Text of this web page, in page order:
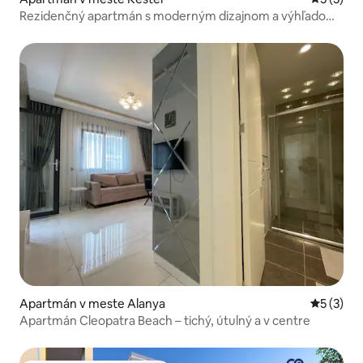
Rezidenčný apartmán s moderným dizajnom a výhľadom
Apartmán v meste Alanya
5 (3)
Apartmán Cleopatra Beach – tichý, útulný a v centre